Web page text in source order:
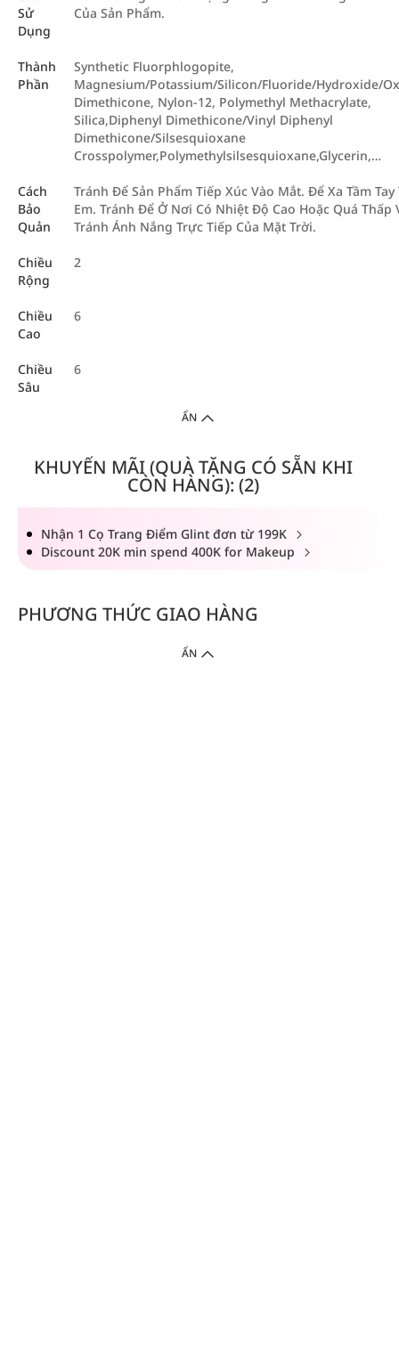
Sử
Dụng
Của Sản Phẩm.
Thành
Phần
Synthetic Fluorphlogopite,
Magnesium/Potassium/Silicon/Fluoride/Hydroxide/
Dimethicone, Nylon-12, Polymethyl Methacrylate,
Silica,Diphenyl Dimethicone/Vinyl Diphenyl
Dimethicone/Silsesquioxane
Crosspolymer,Polymethylsilsesquioxane,Glycerin,…
Cách
Bảo
Quản
Tránh Để Sản Phẩm Tiếp Xúc Vào Mắt. Để Xa Tầm Tay
Em. Tránh Để Ở Nơi Có Nhiệt Độ Cao Hoặc Quá Thấp
Tránh Ánh Nắng Trực Tiếp Của Mặt Trời.
Chiều
Rộng
2
Chiều
Cao
6
Chiều
Sâu
6
ẨN
KHUYẾN MÃI (QUÀ TẶNG CÓ SẴN KHI
CÒN HÀNG): (2)
Nhận 1 Cọ Trang Điểm Glint đơn từ 199K
Discount 20K min spend 400K for Makeup
PHƯƠNG THỨC GIAO HÀNG
ẨN